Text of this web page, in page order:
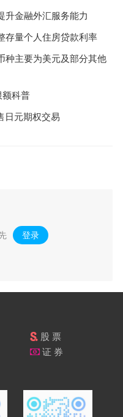
升金融外汇服务能力
存量个人住房贷款利率
种主要为美元及部分其他
额科普
日元期权交易
登录 。
股 票
证 券